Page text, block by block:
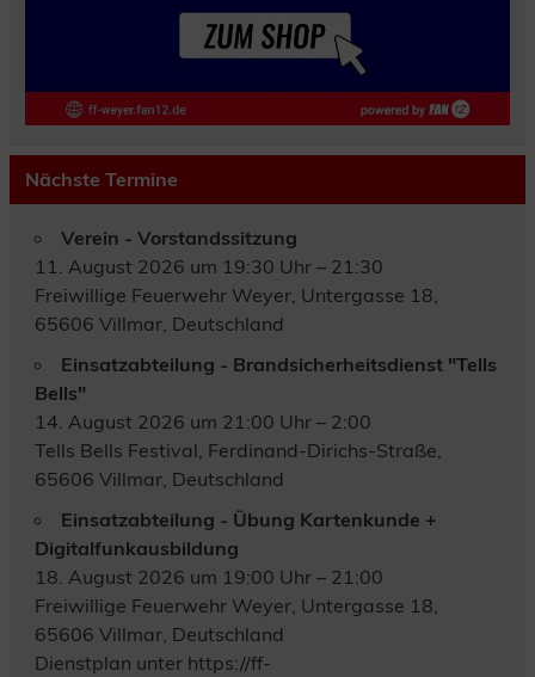
Nächste Termine
Verein - Vorstandssitzung
11. August 2026 um 19:30 Uhr – 21:30
Freiwillige Feuerwehr Weyer, Untergasse 18,
65606 Villmar, Deutschland
Einsatzabteilung - Brandsicherheitsdienst "Tells
Bells"
14. August 2026 um 21:00 Uhr – 2:00
Tells Bells Festival, Ferdinand-Dirichs-Straße,
65606 Villmar, Deutschland
Einsatzabteilung - Übung Kartenkunde +
Digitalfunkausbildung
18. August 2026 um 19:00 Uhr – 21:00
Freiwillige Feuerwehr Weyer, Untergasse 18,
65606 Villmar, Deutschland
Dienstplan unter https://ff-